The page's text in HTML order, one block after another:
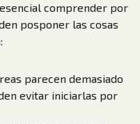
comprender por
posponer las cosas
parecen demasiado
evitar iniciarlas por